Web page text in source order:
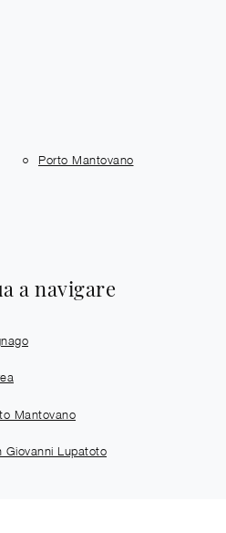
Porto Mantovano
a navigare
Mantovano
Giovanni Lupatoto